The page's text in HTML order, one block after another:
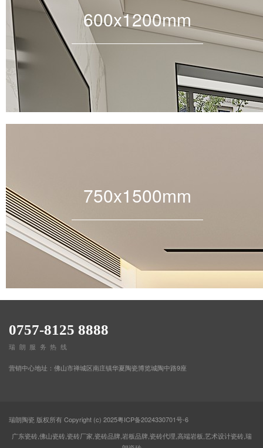
600x1200mm
750x1500mm
0757-8125 8888
瑞朗服务热线
营销中心地址：佛山市禅城区南庄镇华夏陶瓷博览城陶中路9座
瑞朗陶瓷 版权所有 Copyright (c) 2025粤ICP备2024330701号-6
广东瓷砖,佛山瓷砖,瓷砖厂家,瓷砖品牌,岩板品牌,瓷砖代理,高端岩板,艺术设计瓷砖,瑞